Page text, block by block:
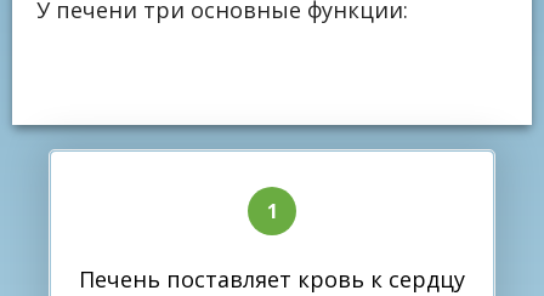
У печени три основные функции:
Печень поставляет кровь к сердцу